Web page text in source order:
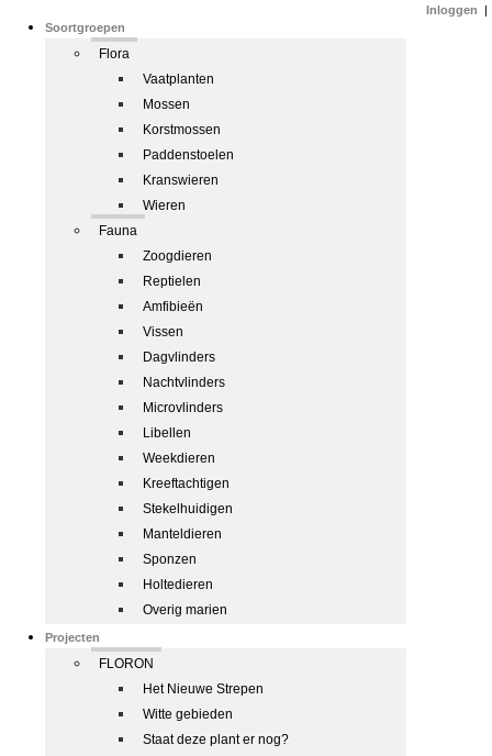
Soortgroepen
Flora
Vaatplanten
Mossen
Korstmossen
Paddenstoelen
Kranswieren
Wieren
Fauna
Zoogdieren
Reptielen
Amfibieën
Vissen
Dagvlinders
Nachtvlinders
Microvlinders
Libellen
Weekdieren
Kreeftachtigen
Stekelhuidigen
Manteldieren
Sponzen
Holtedieren
Overig marien
Projecten
FLORON
Het Nieuwe Strepen
Witte gebieden
Staat deze plant er nog?
Inloggen |